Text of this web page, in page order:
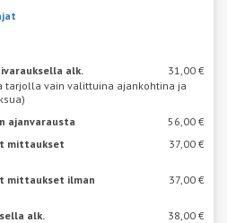
alk.
31,00 €
vain valittuina ajankohtina ja
ajanvarausta
56,00 €
mittaukset
37,00 €
mittaukset ilman
37,00 €
alk.
38,00 €